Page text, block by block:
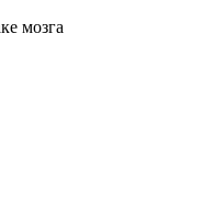
мозга